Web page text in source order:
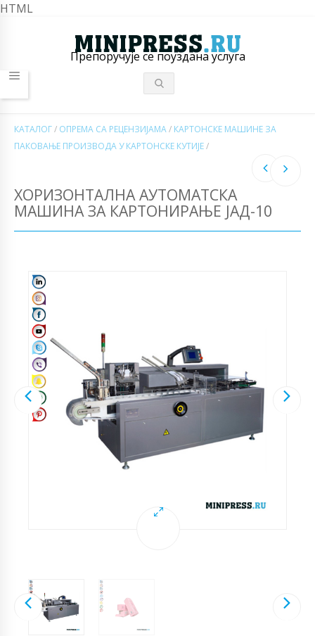
HTML
Препоручује се поуздана услуга
КАТАЛОГ/ ОПРЕМА СА РЕЦЕНЗИЈАМА/ КАРТОНСКЕ МАШИНЕ ЗА
ПАКОВАЊЕ ПРОИЗВОДА У КАРТОНСКЕ КУТИЈЕ/
ХОРИЗОНТАЛНА АУТОМАТСКА
МАШИНА ЗА КАРТОНИРАЊЕ ЈАД-10